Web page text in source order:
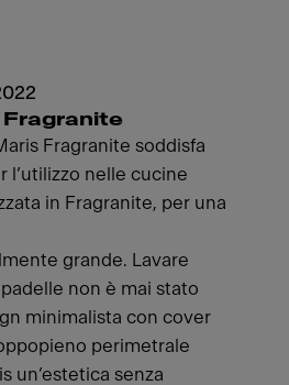
Fragranite
Fragranite soddisfa
l’utilizzo nelle cucine
in Fragranite, per una
grande. Lavare
non è mai stato
minimalista con cover
perimetrale
un’estetica senza